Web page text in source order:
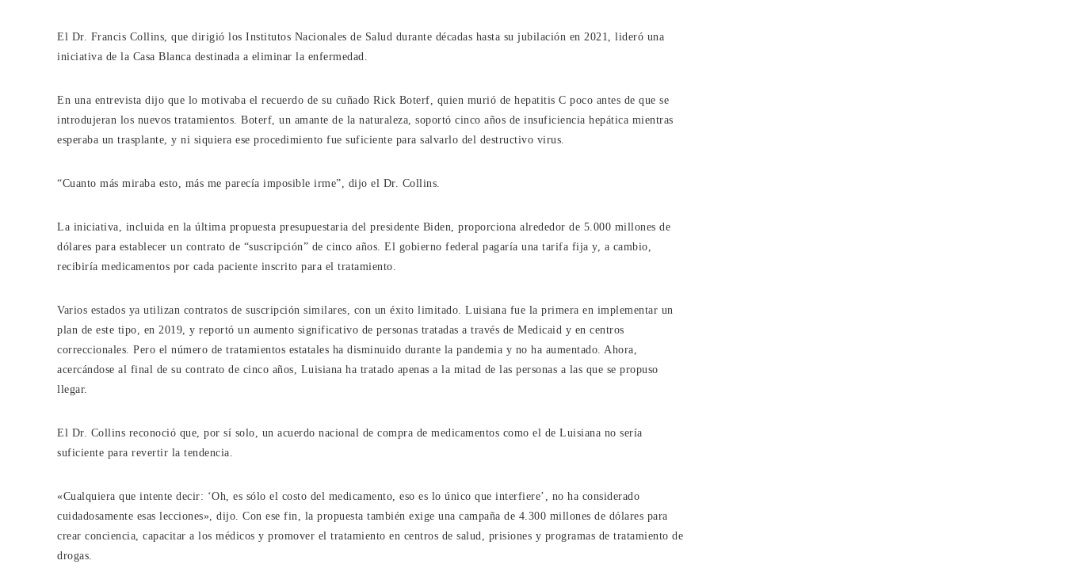
El Dr. Francis Collins, que dirigió los Institutos Nacionales de Salud durante décadas hasta su jubilación en 2021, lideró una
iniciativa de la Casa Blanca destinada a eliminar la enfermedad.
En una entrevista dijo que lo motivaba el recuerdo de su cuñado Rick Boterf, quien murió de hepatitis C poco antes de que se
introdujeran los nuevos tratamientos. Boterf, un amante de la naturaleza, soportó cinco años de insuficiencia hepática mientras
esperaba un trasplante, y ni siquiera ese procedimiento fue suficiente para salvarlo del destructivo virus.
“Cuanto más miraba esto, más me parecía imposible irme”, dijo el Dr. Collins.
La iniciativa, incluida en la última propuesta presupuestaria del presidente Biden, proporciona alrededor de 5.000 millones de
dólares para establecer un contrato de “suscripción” de cinco años. El gobierno federal pagaría una tarifa fija y, a cambio,
recibiría medicamentos por cada paciente inscrito para el tratamiento.
Varios estados ya utilizan contratos de suscripción similares, con un éxito limitado. Luisiana fue la primera en implementar un
plan de este tipo, en 2019, y reportó un aumento significativo de personas tratadas a través de Medicaid y en centros
correccionales. Pero el número de tratamientos estatales ha disminuido durante la pandemia y no ha aumentado. Ahora,
acercándose al final de su contrato de cinco años, Luisiana ha tratado apenas a la mitad de las personas a las que se propuso
llegar.
El Dr. Collins reconoció que, por sí solo, un acuerdo nacional de compra de medicamentos como el de Luisiana no sería
suficiente para revertir la tendencia.
«Cualquiera que intente decir: ‘Oh, es sólo el costo del medicamento, eso es lo único que interfiere’, no ha considerado
cuidadosamente esas lecciones», dijo. Con ese fin, la propuesta también exige una campaña de 4.300 millones de dólares para
crear conciencia, capacitar a los médicos y promover el tratamiento en centros de salud, prisiones y programas de tratamiento de
drogas.